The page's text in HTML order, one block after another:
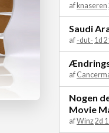
afknaseren
Saudi
af -dut- 1d
af
Nogen
Movie
afWinz2d